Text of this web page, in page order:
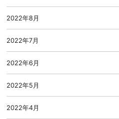
2022年8月
2022年7月
2022年6月
2022年5月
2022年4月